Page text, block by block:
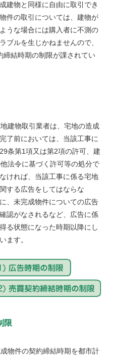
建物と同様に自由に取引でき
件の取引については、建物が
うな場合には購入者に不測の
ブルを生じかねませんので、
結時期の制限が課されてい
建物取引業者は、宅地の造成
了前においては、当該工事に
条第1項又は第2項の許可、建
法令に基づく許可等の処分で
ければ、当該工事に係る宅地
する広告をしてはならな
、未完成物件についての広告
認がなされるなど、広告に係
る状態になった時期以降にし
ます。
限
物件の契約締結時期を都市計